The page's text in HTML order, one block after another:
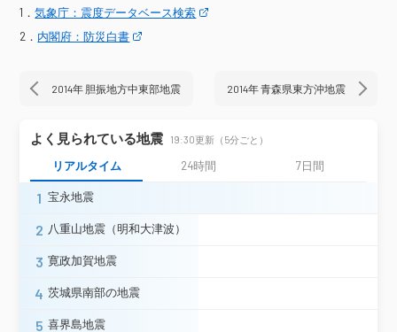
仙台青葉区作並＊
仙台青葉区落合＊
仙台宮城野区苦竹＊
石巻市大街道南＊
石巻市前谷地＊
利府町利府＊ 大和町吉岡＊
大衡村大衡＊
中山町長崎＊
高畠町高畠＊
1．気象庁：震度データベース検索
2． 内閣府：防災白書
2014年 胆振地方中東部地震 2014年 青森県東方沖地震
よく見られている地震 19:30更新（5分ごと）
リアルタイム 24時間 7日間
1 宝永地震
2 八重山地震（明和大津波）
3 寛政加賀地震
4 茨城県南部の地震
5 喜界島地震